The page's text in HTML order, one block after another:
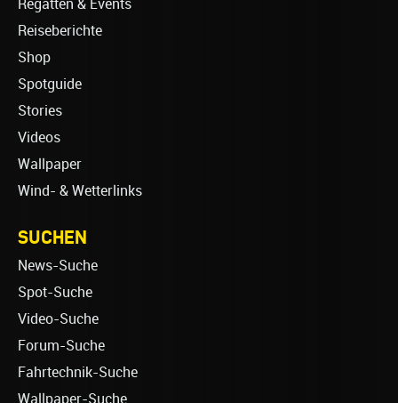
Regatten & Events
Reiseberichte
Shop
Spotguide
Stories
Videos
Wallpaper
Wind- & Wetterlinks
SUCHEN
News-Suche
Spot-Suche
Video-Suche
Forum-Suche
Fahrtechnik-Suche
Wallpaper-Suche